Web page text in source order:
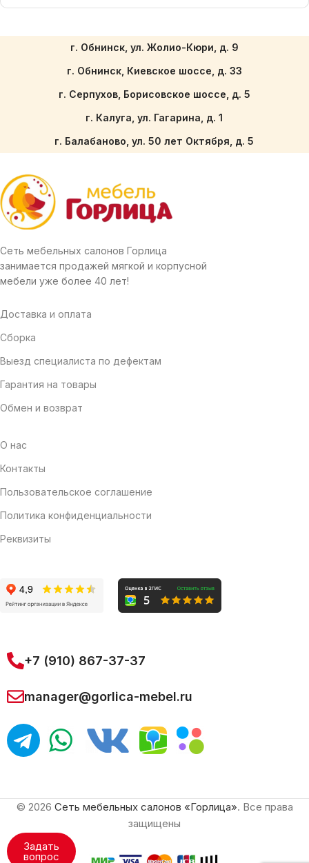
г. Обнинск, ул. Жолио-Кюри, д. 9
г. Обнинск, Киевское шоссе, д. 33
г. Серпухов, Борисовское шоссе, д. 5
г. Калуга, ул. Гагарина, д. 1
г. Балабаново, ул. 50 лет Октября, д. 5
Сеть мебельных салонов Горлица
занимается продажей мягкой и корпусной
мебели уже более 40 лет!
Доставка и оплата
Сборка
Выезд специалиста по дефектам
Гарантия на товары
Обмен и возврат
О нас
Контакты
Пользовательское соглашение
Политика конфиденциальности
Реквизиты
+7 (910) 867-37-37
manager@gorlica-mebel.ru
Задать
вопрос
© 2026 Сеть мебельных салонов «Горлица». Все права
защищены